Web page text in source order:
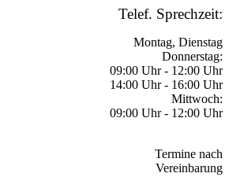
Telef. Sprechzeit:
Montag, Dienstag
Donnerstag:
09:00 Uhr - 12:00 Uhr
14:00 Uhr - 16:00 Uhr
Mittwoch:
09:00 Uhr - 12:00 Uhr
Termine nach
Vereinbarung